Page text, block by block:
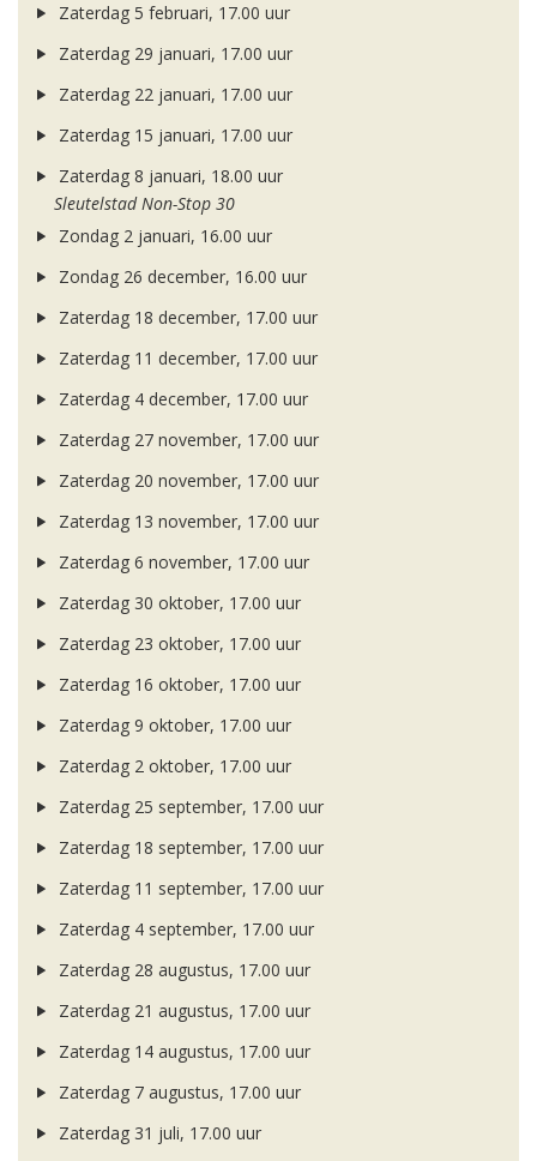
Zaterdag 5 februari, 17.00 uur
Zaterdag 29 januari, 17.00 uur
Zaterdag 22 januari, 17.00 uur
Zaterdag 15 januari, 17.00 uur
Zaterdag 8 januari, 18.00 uur
Sleutelstad Non-Stop 30
Zondag 2 januari, 16.00 uur
Zondag 26 december, 16.00 uur
Zaterdag 18 december, 17.00 uur
Zaterdag 11 december, 17.00 uur
Zaterdag 4 december, 17.00 uur
Zaterdag 27 november, 17.00 uur
Zaterdag 20 november, 17.00 uur
Zaterdag 13 november, 17.00 uur
Zaterdag 6 november, 17.00 uur
Zaterdag 30 oktober, 17.00 uur
Zaterdag 23 oktober, 17.00 uur
Zaterdag 16 oktober, 17.00 uur
Zaterdag 9 oktober, 17.00 uur
Zaterdag 2 oktober, 17.00 uur
Zaterdag 25 september, 17.00 uur
Zaterdag 18 september, 17.00 uur
Zaterdag 11 september, 17.00 uur
Zaterdag 4 september, 17.00 uur
Zaterdag 28 augustus, 17.00 uur
Zaterdag 21 augustus, 17.00 uur
Zaterdag 14 augustus, 17.00 uur
Zaterdag 7 augustus, 17.00 uur
Zaterdag 31 juli, 17.00 uur